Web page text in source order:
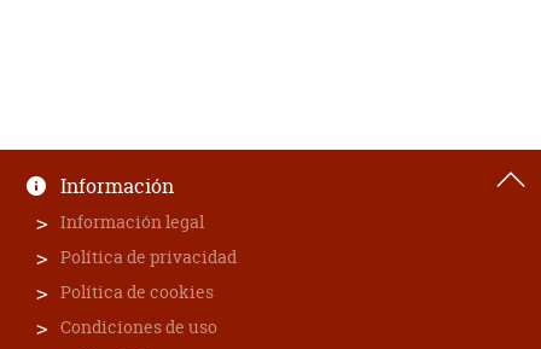
Información
Información legal
Política de privacidad
Política de cookies
Condiciones de uso